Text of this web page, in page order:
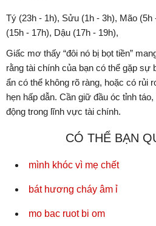
Tý (23h - 1h), Sửu (1h - 3h), Mão (5h
(15h - 17h), Dậu (17h - 19h),
Giấc mơ thấy “đôi nó bị bọt tiền”
rằng tài chính của bạn có thể gặp sự
ẩn có thể không rõ ràng, hoặc có rủi
hẹn hấp dẫn. Cần giữ đầu óc tỉnh
động trong lĩnh vực tài chính.
CÓ THỂ BẠN
mình khóc vì mẹ chết
bát hương cháy âm ỉ
mo bac ruot bi om